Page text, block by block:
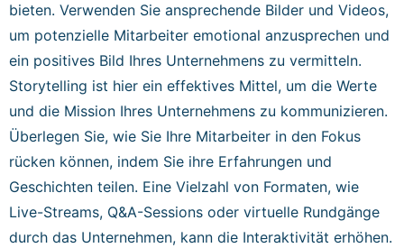
bieten. Verwenden Sie ansprechende Bilder und Videos,
um potenzielle Mitarbeiter emotional anzusprechen und
ein positives Bild Ihres Unternehmens zu vermitteln.
Storytelling ist hier ein effektives Mittel, um die Werte
und die Mission Ihres Unternehmens zu kommunizieren.
Überlegen Sie, wie Sie Ihre Mitarbeiter in den Fokus
rücken können, indem Sie ihre Erfahrungen und
Geschichten teilen. Eine Vielzahl von Formaten, wie
Live-Streams, Q&A-Sessions oder virtuelle Rundgänge
durch das Unternehmen, kann die Interaktivität erhöhen.